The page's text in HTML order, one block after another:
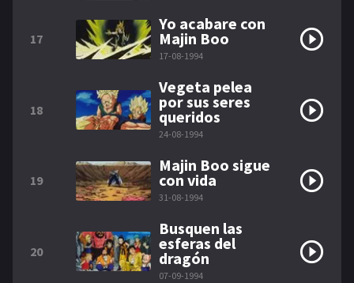
17
Yo acabare con
Majin Boo
17-08-1994
18
Vegeta pelea
por sus seres
queridos
24-08-1994
19
Majin Boo sigue
con vida
31-08-1994
20
Busquen las
esferas del
dragón
07-09-1994